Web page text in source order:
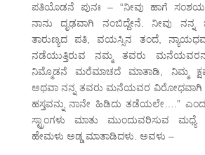
ಪತಿಯೊಡನೆ ಪುನಃ – “ನೀವು ಹಾಗೆ
ನಾನು ದೃಢವಾಗಿ ನಂಬಿದ್ದೇನೆ. ನೀವು ನನ್ನ
ತಾರುಣ್ಯದ ಪತಿ, ವಯಸ್ಸಿನ ತಂದೆ,
ನಡೆಯುತ್ತಿರುವ ನಮ್ಮ ತವರು
ನಿಮ್ಮೊಡನೆ ಮರೆಮಾಚದೆ ಮಾತಾಡಿ, ನಿಮ್ಮ
ಅಥವಾ ನನ್ನ ತವರು ಮನೆಯವರ ವಿರೋಧವಾಗಿ
ಹಸ್ತವನ್ನು ನಾನೇ ಹಿಡಿದು ತಡೆಯಲೇ….”
ಸ್ಟ್ರಾಂಗಳು ಮಾತು ಮುಂದುವರಿಸುವ
ಹೇಮಳು ಅಡ್ಡ ಮಾತಾಡಿದಳು. ಅವಳು –